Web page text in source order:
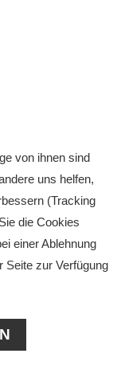
von ihnen sind
uns helfen,
(Tracking
die Cookies
einer Ablehnung
Seite zur Verfügung